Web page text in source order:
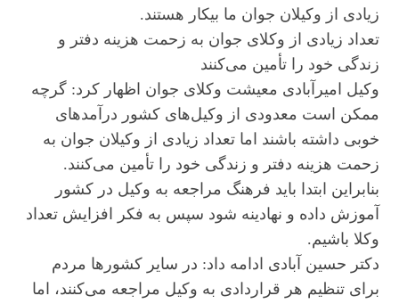
زیادی از وکیلان جوان ما بیکار هستند.
تعداد زیادی از وکلای جوان به زحمت هزینه دفتر و
زندگی خود را تأمین می‌کنند
وکیل امیرآبادی معیشت وکلای جوان اظهار کرد: گرچه
ممکن است معدودی از وکیل‌های کشور درآمدهای
خوبی داشته باشند اما تعداد زیادی از وکیلان جوان به
زحمت هزینه دفتر و زندگی خود را تأمین می‌کنند.
بنابراین ابتدا باید فرهنگ مراجعه به وکیل در کشور
آموزش داده و نهادینه شود سپس به فکر افزایش تعداد
وکلا باشیم.
دکتر حسین آبادی ادامه داد: در سایر کشورها مردم
برای تنظیم هر قراردادی به وکیل مراجعه می‌کنند، اما